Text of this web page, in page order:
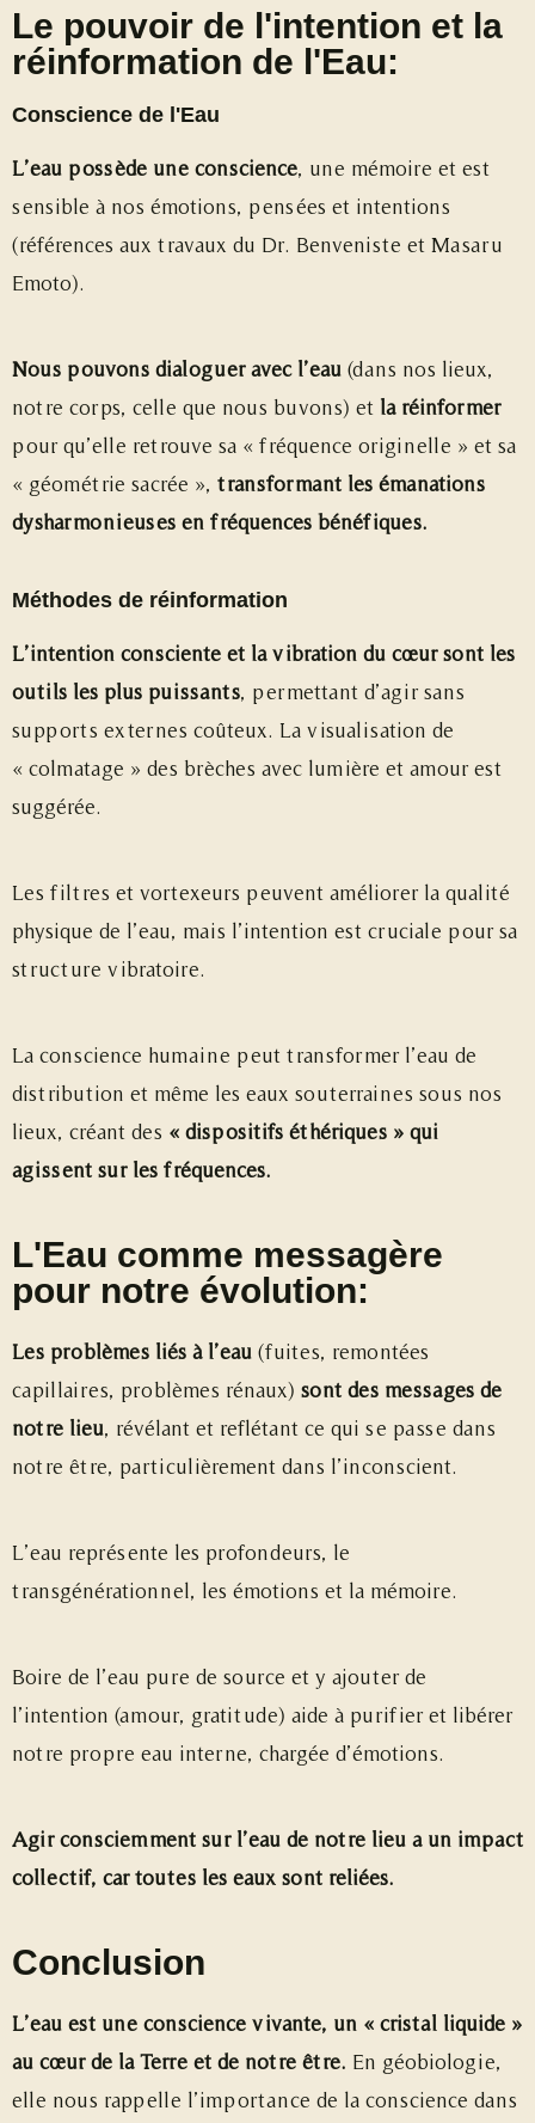
Le pouvoir de l'intention et la
réinformation de l'Eau:
Conscience de l'Eau
L’eau possède une conscience, une mémoire et est
sensible à nos émotions, pensées et intentions
(références aux travaux du Dr. Benveniste et Masaru
Emoto).
Nous pouvons dialoguer avec l’eau (dans nos lieux,
notre corps, celle que nous buvons) et la réinformer
pour qu’elle retrouve sa « fréquence originelle » et sa
« géométrie sacrée », transformant les émanations
dysharmonieuses en fréquences bénéfiques.
Méthodes de réinformation
L’intention consciente et la vibration du cœur sont les
outils les plus puissants, permettant d’agir sans
supports externes coûteux. La visualisation de
« colmatage » des brèches avec lumière et amour est
suggérée.
Les filtres et vortexeurs peuvent améliorer la qualité
physique de l’eau, mais l’intention est cruciale pour sa
structure vibratoire.
La conscience humaine peut transformer l’eau de
distribution et même les eaux souterraines sous nos
lieux, créant des « dispositifs éthériques » qui
agissent sur les fréquences.
L'Eau comme messagère
pour notre évolution:
Les problèmes liés à l’eau (fuites, remontées
capillaires, problèmes rénaux) sont des messages de
notre lieu, révélant et reflétant ce qui se passe dans
notre être, particulièrement dans l’inconscient.
L’eau représente les profondeurs, le
transgénérationnel, les émotions et la mémoire.
Boire de l’eau pure de source et y ajouter de
l’intention (amour, gratitude) aide à purifier et libérer
notre propre eau interne, chargée d’émotions.
Agir consciemment sur l’eau de notre lieu a un impact
collectif, car toutes les eaux sont reliées.
Conclusion
L’eau est une conscience vivante, un « cristal liquide »
au cœur de la Terre et de notre être. En géobiologie,
elle nous rappelle l’importance de la conscience dans